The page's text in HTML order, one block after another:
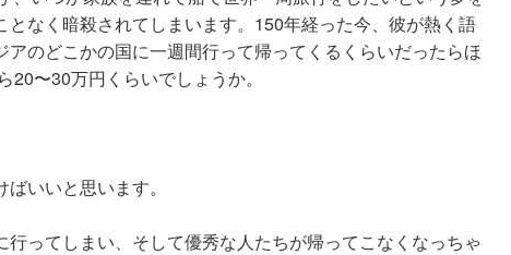
なく暗殺されてしまいます。150年経った今、彼が熱く語
のどこかの国に一週間行って帰ってくるくらいだったらほ
〜30万円くらいでしょうか。
いいと思います。
ってしまい、そして優秀な人たちが帰ってこなくなっちゃ